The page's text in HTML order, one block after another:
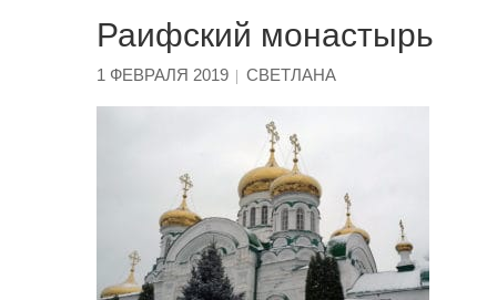
Раифский монастырь
1 ФЕВРАЛЯ 2019 СВЕТЛАНА